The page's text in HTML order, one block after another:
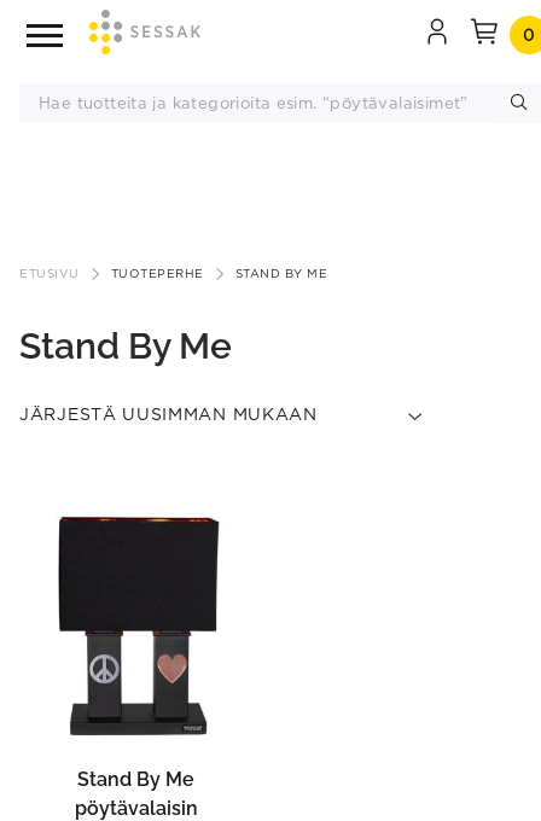
sisältöön
0
ETUSIVU TUOTEPERHE STAND BY ME
Stand By Me
Stand By Me
pöytävalaisin